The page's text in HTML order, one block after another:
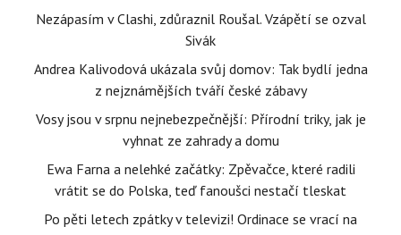
Nezápasím v Clashi, zdůraznil Roušal. Vzápětí se ozval
Sivák
Andrea Kalivodová ukázala svůj domov: Tak bydlí jedna
z nejznámějších tváří české zábavy
Vosy jsou v srpnu nejnebezpečnější: Přírodní triky, jak je
vyhnat ze zahrady a domu
Ewa Farna a nelehké začátky: Zpěvačce, které radili
vrátit se do Polska, teď fanoušci nestačí tleskat
Po pěti letech zpátky v televizi! Ordinace se vrací na